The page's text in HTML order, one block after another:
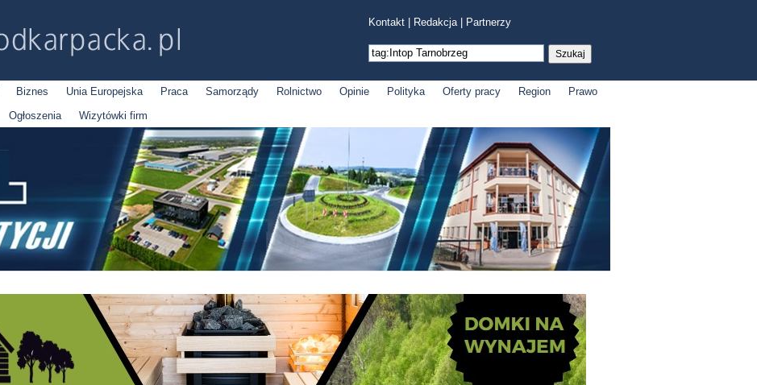
Kontakt Redakcja| Partnerzy
Biznes Unia Europejska Praca Samorządy Rolnictwo Opinie Polityka Oferty pracy Region
Prawo
Ogłoszenia Wizytówki firm